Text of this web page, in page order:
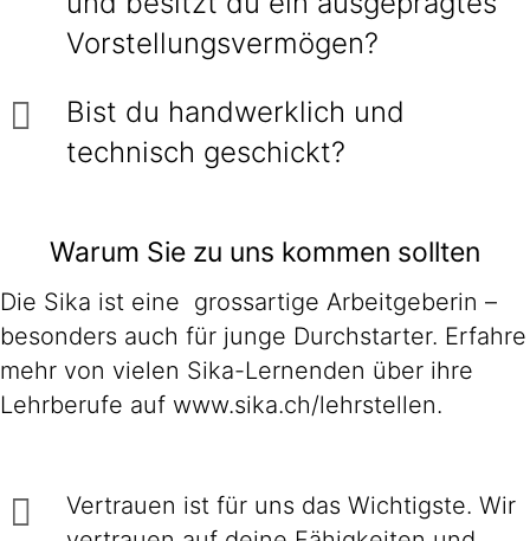
Vorstellungsvermögen?
Bist du handwerklich und
technisch geschickt?
Warum Sie zu uns kommen sollten
Die Sika ist eine grossartige Arbeitgeberin –
besonders auch für junge Durchstarter. Erfahre
mehr von vielen Sika-Lernenden über ihre
Lehrberufe auf www.sika.ch/lehrstellen.
Vertrauen ist für uns das Wichtigste. Wir